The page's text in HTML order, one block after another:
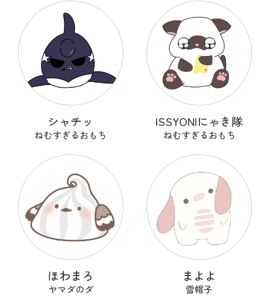
シャチッ
ねむすぎるおもち
ISSYONIにゃき隊
ねむすぎるおもち
ほわまろ
ヤマダのダ
まよよ
雪帽子